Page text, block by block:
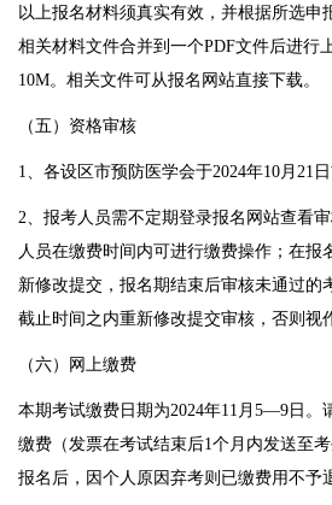
以上报名材料须真实有效，并根据所选申
相关材料文件合并到一个PDF文件后进行
10M。相关文件可从报名网站直接下载。
（五）资格审核
1、各设区市预防医学会于2024年10月21日
2、报考人员需不定期登录报名网站查看
人员在缴费时间内可进行缴费操作；在报
新修改提交，报名期结束后审核未通过的
截止时间之内重新修改提交审核，否则视
（六）网上缴费
本期考试缴费日期为2024年11月5—9日。
缴费（发票在考试结束后1个月内发送至
报名后，因个人原因弃考则已缴费用不予